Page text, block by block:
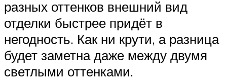
разных оттенков внешний вид
отделки быстрее придёт в
негодность. Как ни крути, а разница
будет заметна даже между двумя
светлыми оттенками.